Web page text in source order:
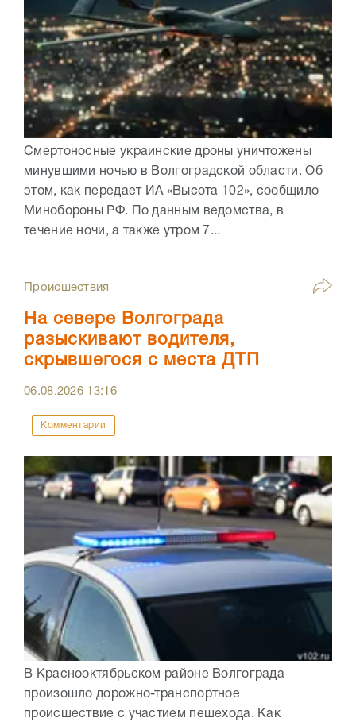
Смертоносные украинские дроны уничтожены
минувшими ночью в Волгоградской области. Об
этом, как передает ИА «Высота 102», сообщило
Минобороны РФ. По данным ведомства, в
течение ночи, а также утром 7...
Происшествия
На севере Волгограда
разыскивают водителя,
скрывшегося с места ДТП
06.08.2026 13:16
Комментарии
В Краснооктябрьском районе Волгограда
произошло дорожно-транспортное
происшествие с участием пешехода. Как